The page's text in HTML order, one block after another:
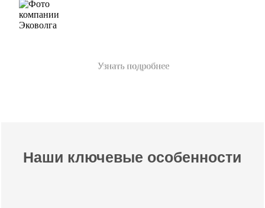
Узнать подробнее
Наши ключевые особенности